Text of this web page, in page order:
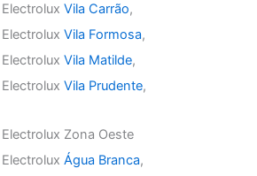
ElectroluxVila Carrão,
ElectroluxVila Formosa,
ElectroluxVila Matilde,
ElectroluxVila Prudente,
Zona Oeste
ElectroluxÁgua Branca,